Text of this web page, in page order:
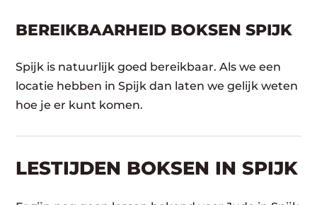
BEREIKBAARHEID BOKSEN SPIJK
Spijk is natuurlijk goed bereikbaar. Als we een
locatie hebben in Spijk dan laten we gelijk weten
hoe je er kunt komen.
LESTIJDEN BOKSEN IN SPIJK